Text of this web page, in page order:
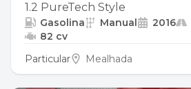
1.2 PureTech Style
Gasolina Manual 2016
82 cv
Particular
Mealhada